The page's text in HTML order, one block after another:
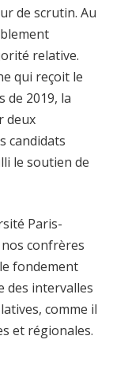
de scrutin. Au
relative.
qui reçoit le
de 2019, la
deux
candidats
le soutien de
Paris-
confrères
fondement
des intervalles
comme il
et régionales.